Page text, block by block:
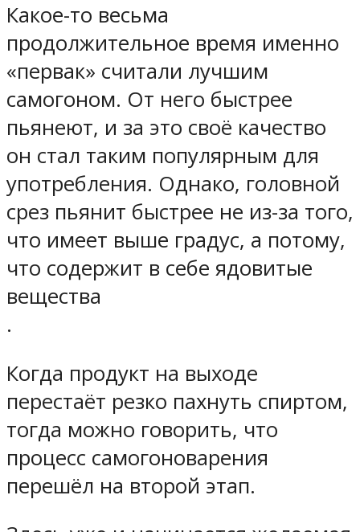
Какое-то весьма
продолжительное время именно
«первак» считали лучшим
самогоном. От него быстрее
пьянеют, и за это своё качество
он стал таким популярным для
употребления. Однако, головной
срез пьянит быстрее не из-за того,
что имеет выше градус, а потому,
что содержит в себе ядовитые
вещества
.
Когда продукт на выходе
перестаёт резко пахнуть спиртом,
тогда можно говорить, что
процесс самогоноварения
перешёл на второй этап.